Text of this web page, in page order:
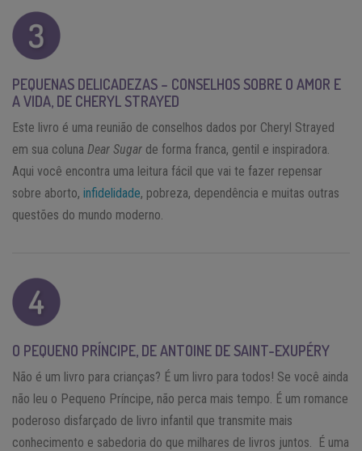
PEQUENAS DELICADEZAS – CONSELHOS SOBRE O AMOR E
A VIDA, DE CHERYL STRAYED
Este livro é uma reunião de conselhos dados por Cheryl Strayed
em sua coluna Dear Sugar de forma franca, gentil e inspiradora.
Aqui você encontra uma leitura fácil que vai te fazer repensar
sobre aborto, infidelidade, pobreza, dependência e muitas outras
questões do mundo moderno.
O PEQUENO PRÍNCIPE, DE ANTOINE DE SAINT-EXUPÉRY
Não é um livro para crianças? É um livro para todos! Se você ainda
não leu o Pequeno Príncipe, não perca mais tempo. É um romance
poderoso disfarçado de livro infantil que transmite mais
conhecimento e sabedoria do que milhares de livros juntos. É uma